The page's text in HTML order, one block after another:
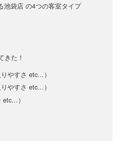
池袋店 の4つの客室タイプ
きた！
やすさ etc…）
やすさ etc…）
etc…）